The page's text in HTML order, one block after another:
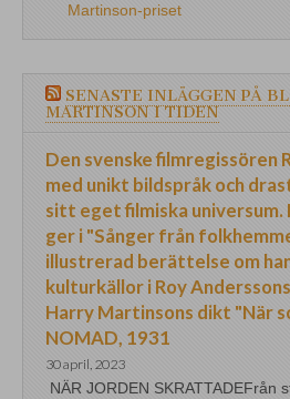
Martinson-priset
SENASTE INLÄGGEN PÅ
MARTINSON I TIDEN
Den svenske filmregissören
med unikt bildspråk och
sitt eget filmiska
ger i "Sånger från
illustrerad berättelse om
kulturkällor i Roy
Harry Martinsons dikt "När
NOMAD, 1931
30 april, 2023
NÄR JORDEN SKRATTADEFrån